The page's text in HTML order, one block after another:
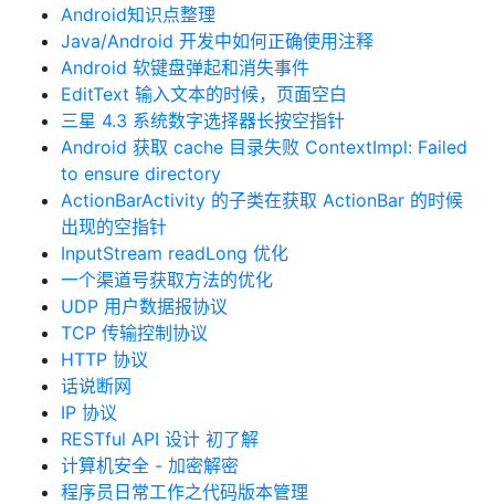
Android知识点整理
Java/Android 开发中如何正确使用注释
Android 软键盘弹起和消失事件
EditText 输入文本的时候，页面空白
三星 4.3 系统数字选择器长按空指针
Android 获取 cache 目录失败 ContextImpl: Failed
to ensure directory
ActionBarActivity 的子类在获取 ActionBar 的时候
出现的空指针
InputStream readLong 优化
一个渠道号获取方法的优化
UDP 用户数据报协议
TCP 传输控制协议
HTTP 协议
话说断网
IP 协议
RESTful API 设计 初了解
计算机安全 - 加密解密
程序员日常工作之代码版本管理